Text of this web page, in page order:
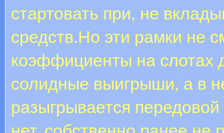
стартовать при, не
средств.Но эти рамки не
коэффициенты на слотах
солидные выигрыши, а в
разыгрывается